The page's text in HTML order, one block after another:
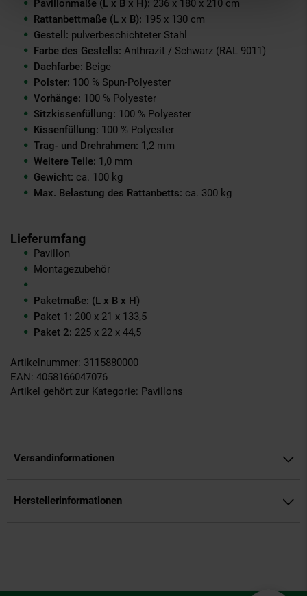
Pavillonmaße (L x B x H): 236 x 180 x 210 cm
Rattanbettmaße (L x B): 195 x 130 cm
Gestell: pulverbeschichteter Stahl
Farbe des Gestells: Anthrazit / Schwarz (RAL 9011)
Dachfarbe: Beige
Polster: 100 % Spun-Polyester
Vorhänge: 100 % Polyester
Sitzkissenfüllung: 100 % Polyester
Kissenfüllung: 100 % Polyester
Trag- und Drehrahmen: 1,2 mm
Weitere Teile: 1,0 mm
Gewicht: ca. 100 kg
Max. Belastung des Rattanbetts: ca. 300 kg
Lieferumfang
Pavillon
Montagezubehör
Paketmaße: (L x B x H)
Paket 1: 200 x 21 x 133,5
Paket 2: 225 x 22 x 44,5
Artikelnummer: 3115880000
EAN: 4058166047076
Artikel gehört zur Kategorie: Pavillons
Versandinformationen
Herstellerinformationen